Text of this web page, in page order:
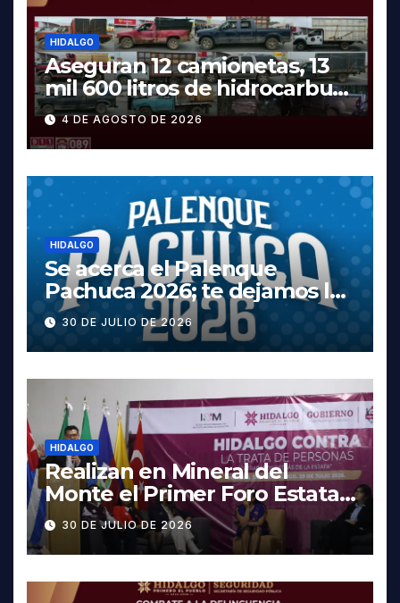
HIDALGO
Aseguran 12 camionetas, 13
mil 600 litros de hidrocarburo
y dos vehículos robados en
Tula
4 DE AGOSTO DE 2026
HIDALGO
Se acerca el Palenque
Pachuca 2026; te dejamos la
cartelera completa, las
fechas y los precios
30 DE JULIO DE 2026
HIDALGO
Realizan en Mineral del
Monte el Primer Foro Estatal
contra la Trata de Personas
30 DE JULIO DE 2026